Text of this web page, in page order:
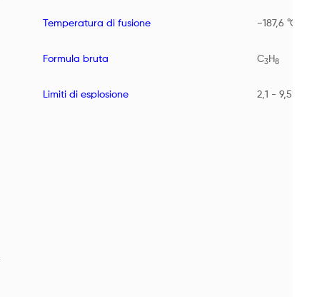
Temperatura di fusione −187,6 °C
Formula bruta C3H8
Limiti di esplosione 2,1 - 9,5%